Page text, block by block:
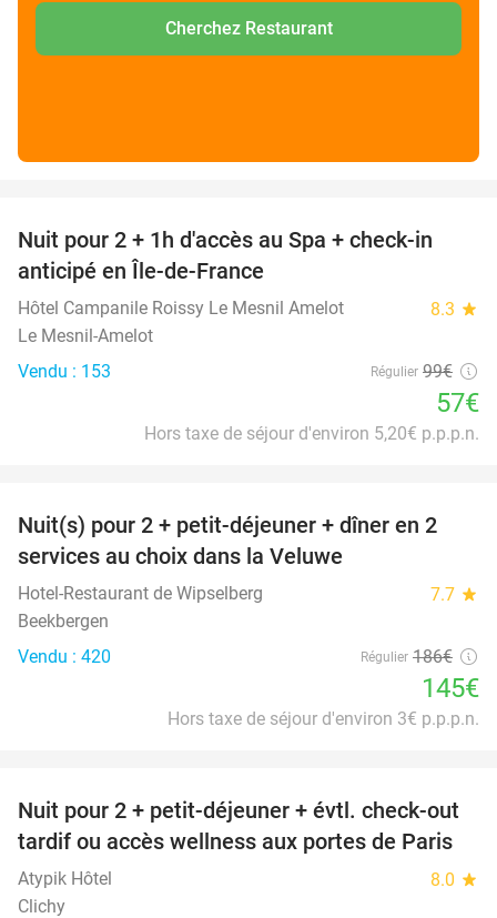
Cherchez Restaurant
42%
Nuit pour 2 + 1h d'accès au Spa + check-in
anticipé en Île-de-France
Hôtel Campanile Roissy Le Mesnil Amelot 8.3 star
Le Mesnil-Amelot
Vendu : 153
Régulier 99€
57€
Hors taxe de séjour d'environ 5,20€ p.p.p.n.
22%
Nuit(s) pour 2 + petit-déjeuner + dîner en 2
services au choix dans la Veluwe
Hotel-Restaurant de Wipselberg 7.7 star
Beekbergen
Vendu : 420
Régulier 186€
145€
Hors taxe de séjour d'environ 3€ p.p.p.n.
38%
Nuit pour 2 + petit-déjeuner + évtl. check-out
tardif ou accès wellness aux portes de Paris
Atypik Hôtel 8.0 star
Clichy